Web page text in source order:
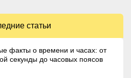
статьи
факты о времени и часах: от
секунды до часовых поясов